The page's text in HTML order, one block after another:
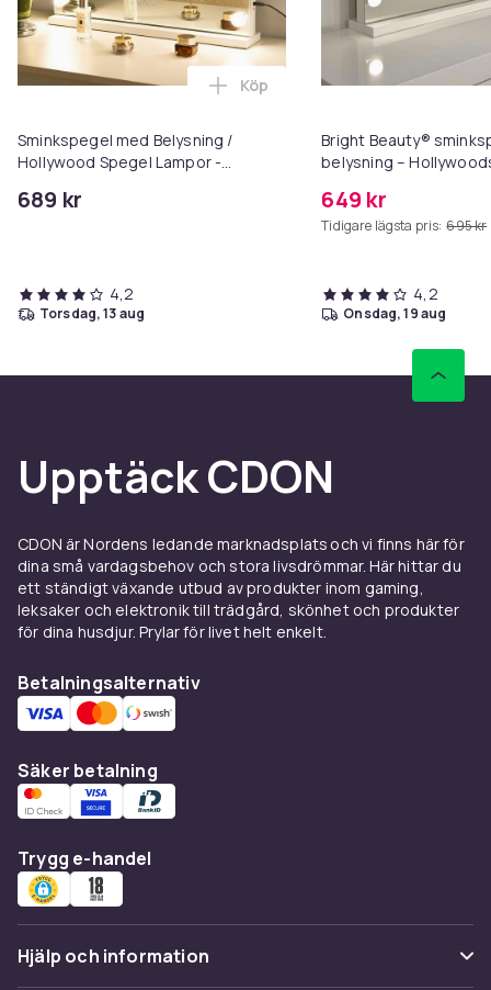
Sminkspegel med Belysning /
Hollywood Spegel Lampor -
689 kr
Lägg till Sminkspegel med
Köp
4,2
torsdag, 13 aug
Bright Beauty®
belysning –
ljusfärger – Dimbar –
USB-laddningsport –
649 kr
Tidigare lägsta pris: 695 kr
4,2
onsdag, 19 aug
Upptäck CDON
CDON är Nordens ledande marknadsplats och vi finns här för
dina små vardagsbehov och stora livsdrömmar. Här hittar du
ett ständigt växande utbud av produkter inom gaming,
leksaker och elektronik till trädgård, skönhet och produkter
för dina husdjur. Prylar för livet helt enkelt.
Betalningsalternativ
Säker betalning
Trygg e-handel
Hjälp och information